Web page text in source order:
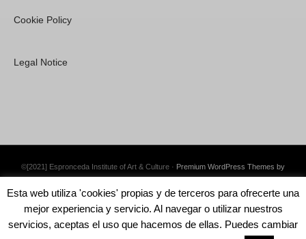
Cookie Policy
Legal Notice
©[2021] Espronceda Institute of Art & Culture · Premium WordPress Themes by
Esta web utiliza 'cookies' propias y de terceros para ofrecerte una
mejor experiencia y servicio. Al navegar o utilizar nuestros
servicios, aceptas el uso que hacemos de ellas. Puedes cambiar